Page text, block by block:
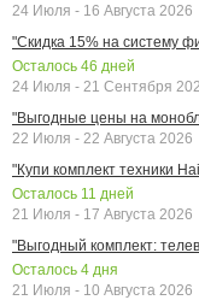
24 Июля - 16 Августа 2026
"Скидка 15% на систему
Осталось 46 дней
24 Июля - 21 Сентября
"Выгодные цены на
22 Июля - 22 Августа 2026
"Купи комплект техники
Осталось 11 дней
21 Июля - 17 Августа 2026
"Выгодный комплект:
Осталось 4 дня
21 Июля - 10 Августа 2026